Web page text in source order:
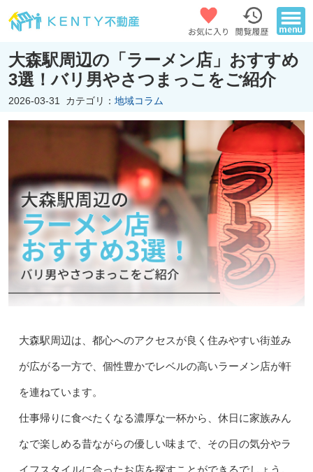
大森駅周辺の「ラーメン店」おすすめ
3選！バリ男やさつまっこをご紹介
2026-03-31 カテゴリ： 地域コラム
大森駅周辺は、都心へのアクセスが良く住みやすい街並み
が広がる一方で、個性豊かでレベルの高いラーメン店が軒
を連ねています。
仕事帰りに食べたくなる濃厚な一杯から、休日に家族みん
なで楽しめる昔ながらの優しい味まで、その日の気分やラ
イフスタイルに合ったお店を探すことができるでしょう。